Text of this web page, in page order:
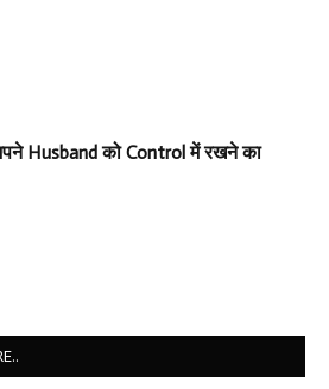
Husband को Control में रखने का